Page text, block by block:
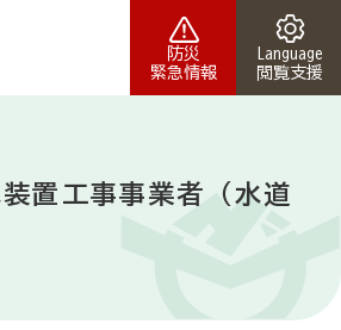
防災
緊急情報
Language
閲覧支援
置工事事業者（水道